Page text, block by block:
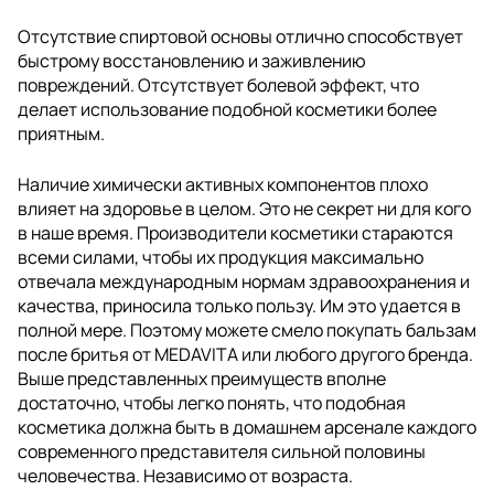
Отсутствие спиртовой основы отлично способствует
быстрому восстановлению и заживлению
повреждений. Отсутствует болевой эффект, что
делает использование подобной косметики более
приятным.
Наличие химически активных компонентов плохо
влияет на здоровье в целом. Это не секрет ни для кого
в наше время. Производители косметики стараются
всеми силами, чтобы их продукция максимально
отвечала международным нормам здравоохранения и
качества, приносила только пользу. Им это удается в
полной мере. Поэтому можете смело покупать бальзам
после бритья от MEDAVITA или любого другого бренда.
Выше представленных преимуществ вполне
достаточно, чтобы легко понять, что подобная
косметика должна быть в домашнем арсенале каждого
современного представителя сильной половины
человечества. Независимо от возраста.